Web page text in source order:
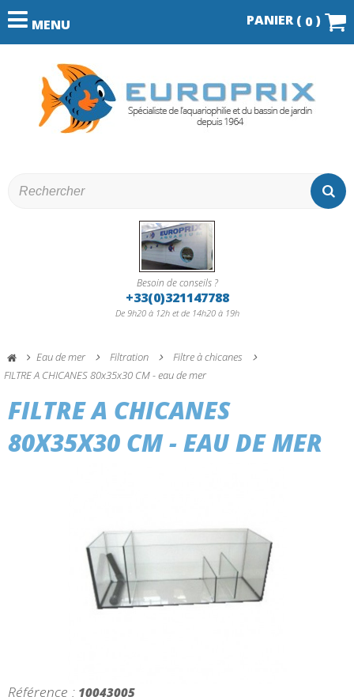
MENU PANIER ( 0 )
Besoin de conseils ?
+33(0)321147788
De 9h20 à 12h et de 14h20 à 19h
Eau de mer Filtration
Filtre à chicanes
FILTRE A CHICANES 80x35x30 CM - eau de mer
FILTRE A CHICANES
80X35X30 CM - EAU DE MER
Référence : 10043005